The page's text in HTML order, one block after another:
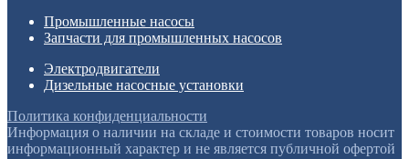
Промышленные насосы
Запчасти для промышленных насосов
Электродвигатели
Дизельные насосные установки
Политика конфиденциальности
Информация о наличии на складе и стоимости товаров носит
информационный характер и не является публичной офертой